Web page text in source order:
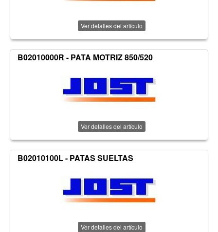
Ver detalles del artículo
B02010000R - PATA MOTRIZ 850/520
Ver detalles del artículo
B02010100L - PATAS SUELTAS
Ver detalles del artículo